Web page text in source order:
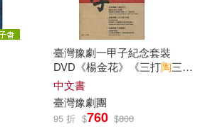
(1)
楊英風藝術研究中
楊英風藝術教育基金
(2)
版社(2)
音像出版社有限公司
臺灣豫劇一甲子紀念套裝
DVD《楊金花》《三打陶三
春》《梅龍鎮》
中文書
臺灣豫劇團
95 折 $760 $800